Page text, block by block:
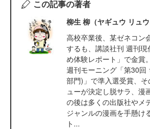
この記事の著者
柳生 柳（ヤギュウ リュウ
高校卒業後、某ゼネコン
するも、講談社刊 週刊現
め体験レポート」で金賞
週刊モーニング「第30回
部門)」で準入選受賞、
ューが決定し脱サラ、漫
の後は多くの出版社やメ
ジャンルの漫画を手懸け
ト...